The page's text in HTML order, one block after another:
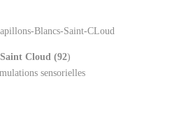
Cloud (92)
sensorielles